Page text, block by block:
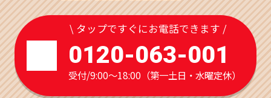
\ タップですぐにお電話できます /
0120-063-001
受付/9:00～18:00（第一土日・水曜定休）